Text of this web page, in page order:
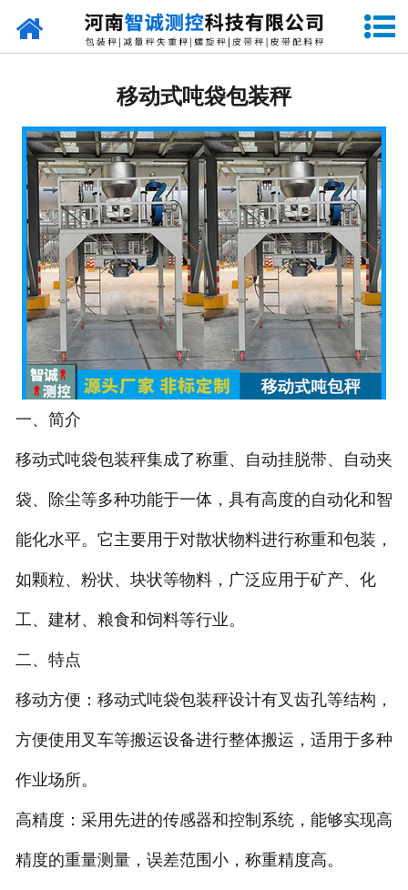
网站首页
- DCS-D系列单斗颗粒包装秤
- DCS-SP系列粉粒两用双斗包装秤
DCS-DP系列粉粒两用单斗包装秤
- DCS-L系列粉状包装秤
- DCS-S系列无斗定量包装秤
- DCS-X系列振动小包装秤
电子皮带秤
- ICS系列皮带秤
序列式皮带秤
电子配料秤
- 散装计量秤
电子汽车衡
移动式吨袋包装秤
一、简介
移动式吨袋包装秤集成了称重、自动挂脱带、自动夹
袋、除尘等多种功能于一体，具有高度的自动化和智
能化水平。它主要用于对散状物料进行称重和包装，
如颗粒、粉状、块状等物料，广泛应用于矿产、化
工、建材、粮食和饲料等行业。
二、特点
移动方便：移动式吨袋包装秤设计有叉齿孔等结构，
方便使用叉车等搬运设备进行整体搬运，适用于多种
作业场所。
高精度：采用先进的传感器和控制系统，能够实现高
精度的重量测量，误差范围小，称重精度高。